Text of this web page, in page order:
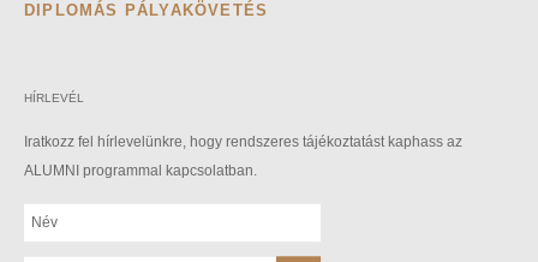
DIPLOMÁS PÁLYAKÖVETÉS
HÍRLEVÉL
Iratkozz fel hírlevelünkre, hogy rendszeres tájékoztatást kaphass az
ALUMNI programmal kapcsolatban.